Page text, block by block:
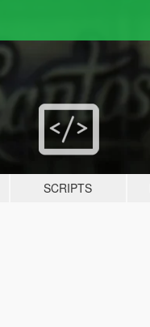
SCRIPTS